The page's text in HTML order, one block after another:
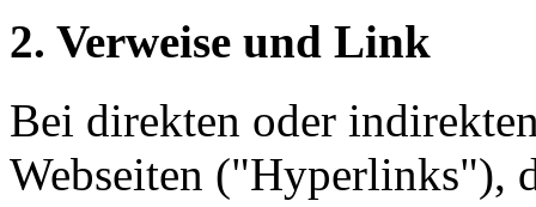
2. Verweise und Link
Bei direkten oder
Webseiten ("Hyperlinks"),